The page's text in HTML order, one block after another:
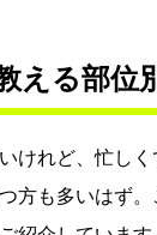
える部位
けれど、忙し
方も多いはず